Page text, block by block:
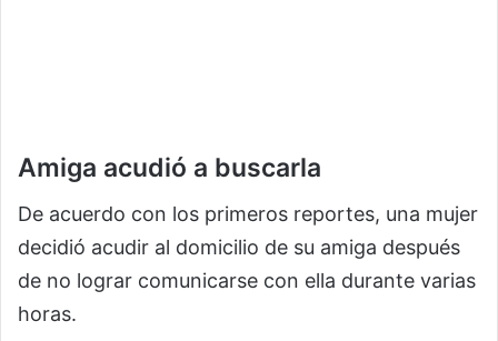
Amiga acudió a buscarla
De acuerdo con los primeros reportes, una mujer
decidió acudir al domicilio de su amiga después
de no lograr comunicarse con ella durante varias
horas.